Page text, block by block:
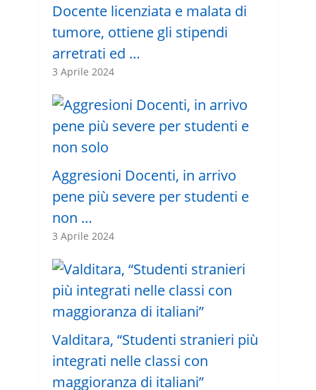
Docente licenziata e malata di
tumore, ottiene gli stipendi
arretrati ed …
3 Aprile 2024
Aggresioni Docenti, in arrivo
pene più severe per studenti e
non …
3 Aprile 2024
Valditara, “Studenti stranieri più
integrati nelle classi con
maggioranza di italiani”